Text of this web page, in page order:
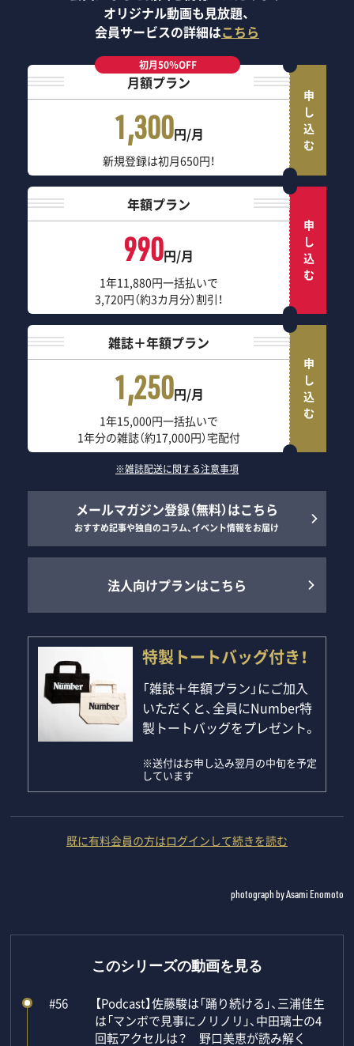
オリジナル動画も見放題、
会員サービスの詳細はこちら
初月50％OFF
月額プラン
1,300円/月
新規登録は初月650円！
申し込む
年額プラン
990円/月
1年11,880円一括払いで
3,720円（約3カ月分）割引！
申し込む
雑誌＋年額プラン
1,250円/月
1年15,000円一括払いで
1年分の雑誌（約17,000円）宅配付
申し込む
※雑誌配送に関する注意事項
メールマガジン登録（無料）はこちら
おすすめ記事や独自のコラム、イベント情報をお届け
法人向けプランはこちら
特製トートバッグ付き！
「雑誌＋年額プラン」にご加入
いただくと、全員にNumber特
製トートバッグをプレゼント。
※送付はお申し込み翌月の中旬を予定
しています
既に有料会員の方はログインして続きを読む
photograph by Asami Enomoto
このシリーズの動画を見る
#56
【Podcast】佐藤駿は「踊り続ける」、三浦佳生
は「マンボで見事にノリノリ」、中田璃士の4
回転アクセルは？ 野口美恵が読み解く